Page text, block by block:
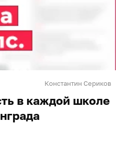
Константин Сериков
в каждой школе